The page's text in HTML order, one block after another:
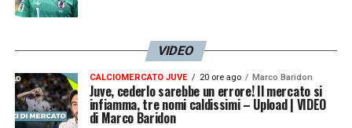
stati bloccati
. Per Conceicao anche
83% di passaggi precisi
vanno ad aggiungersi i4 duelli vinti su 7e i
falli conquistati. Una luce nel pomeriggio
VIDEO
CALCIOMERCATO JUVE 20 ore ago Marco Baridon
Juve, cederlo sarebbe un errore! Il mercato si
infiamma, tre nomi caldissimi – Upload | VIDEO
di Marco Baridon